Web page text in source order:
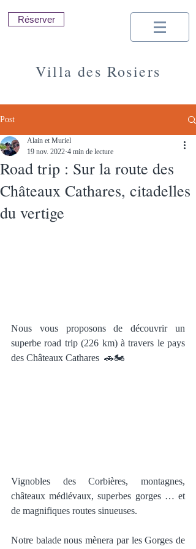
Réserver
Villa des Rosiers
Post
Road trip : Sur la route des
Châteaux Cathares, citadelles
du vertige
Alain et Muriel
19 nov. 2022 4 min de lecture
Nous vous proposons de découvrir un
superbe road trip (226 km) à travers le pays
des Châteaux Cathares  🚗🏍
Vignobles des Corbières, montagnes,
châteaux médiévaux, superbes gorges … et
de magnifiques routes sinueuses.
Notre balade nous mènera par les Gorges de